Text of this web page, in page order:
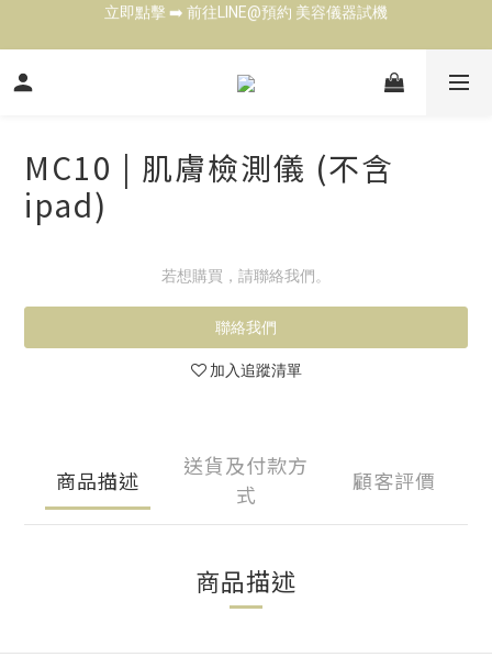
立即點擊 ➡️ 前往LINE@預約 美容儀器試機
立即點擊 ➡️ 前往LINE@預約 美容儀器試機
立即點擊 ➡️ 前往LINE@預約 美容儀器試機
MC10 | 肌膚檢測儀 (不含
ipad)
若想購買，請聯絡我們。
聯絡我們
加入追蹤清單
商品描述
送貨及付款方
式
顧客評價
商品描述